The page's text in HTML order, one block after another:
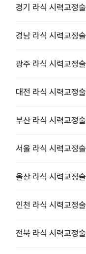
경기 라식 시력교정술
경남 라식 시력교정술
광주 라식 시력교정술
대전 라식 시력교정술
부산 라식 시력교정술
서울 라식 시력교정술
울산 라식 시력교정술
인천 라식 시력교정술
전북 라식 시력교정술